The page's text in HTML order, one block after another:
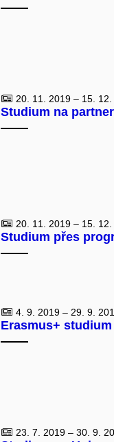
20. 11. 2019 – 15. 12.
Studium na
20. 11. 2019 – 15. 12.
Studium přes
4. 9. 2019 – 29. 9.
Erasmus+
23. 7. 2019 – 30. 9.